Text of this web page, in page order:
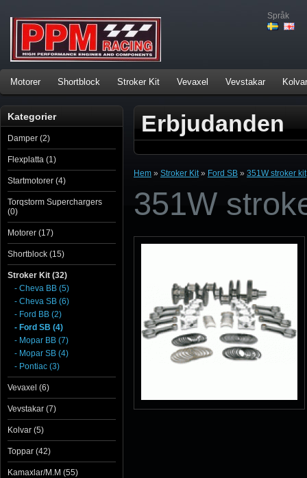
Språk
Motorer Shortblock Stroker Kit Vevaxel Vevstakar Kolvar
Kategorier
Damper (2)
Flexplatta (1)
Startmotorer (4)
Torqstorm Superchargers
(0)
Motorer (17)
Shortblock (15)
Stroker Kit (32)
- Cheva BB (5)
- Cheva SB (6)
- Ford BB (2)
- Ford SB (4)
- Mopar BB (7)
- Mopar SB (4)
- Pontiac (3)
Vevaxel (6)
Vevstakar (7)
Kolvar (5)
Toppar (42)
Kamaxlar/M.M (55)
Erbjudanden
Hem » Stroker Kit» Ford SB » 351W stroker kit
351W